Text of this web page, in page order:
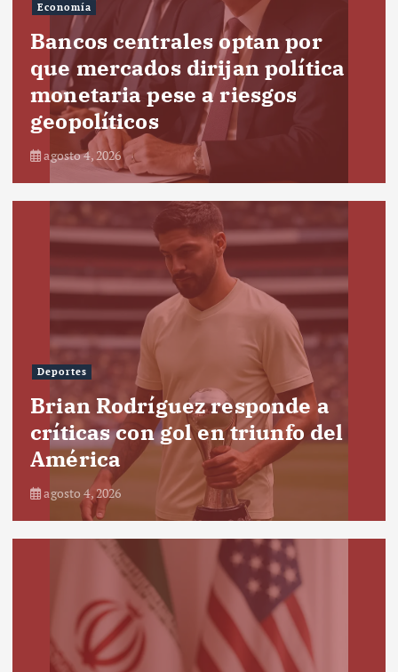
Economía
Bancos centrales optan por
que mercados dirijan política
monetaria pese a riesgos
geopolíticos
agosto 4, 2026
Deportes
Brian Rodríguez responde a
críticas con gol en triunfo del
América
agosto 4, 2026